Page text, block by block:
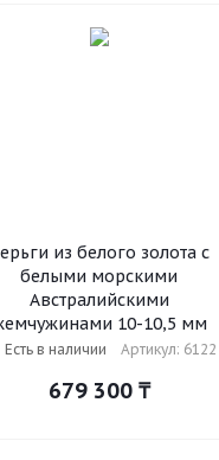
из белого золота с
белыми морскими
Австралийскими
10-10,5 мм
Есть в наличии Артикул: 6122
679 300₸